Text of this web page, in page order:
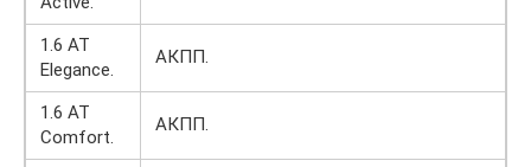
1.6 AT
Elegance.
АКПП.
1.6 AT
Comfort.
АКПП.